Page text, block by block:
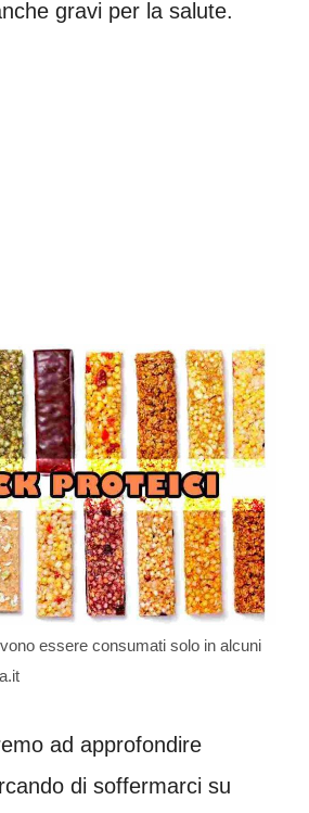
gravi per la salute.
essere consumati solo in alcuni
ad approfondire
di soffermarci su